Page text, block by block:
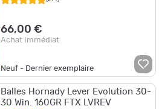
66,00 €
Achat Immédiat
Neuf - Dernier exemplaire
Balles Hornady Lever Evolution 30-
30 Win. 160GR FTX LVREV